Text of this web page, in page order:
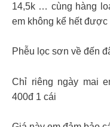
14,5k … cùng hàng
em không kể hết được
Phễu lọc sơn về đến
Chỉ riêng ngày mai
400đ 1 cái